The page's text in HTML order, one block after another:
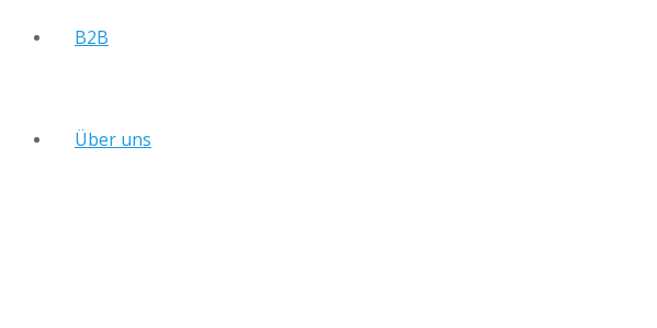
B2B
Über uns